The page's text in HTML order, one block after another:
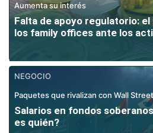
Aumenta su interés
Falta de apoyo regulatorio:
los family offices ante los
NEGOCIO
Paquetes que rivalizan con Wall Street
Salarios en fondos
es quién?